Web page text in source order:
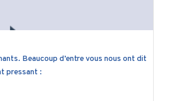
Beaucoup d’entre vous nous ont dit
pressant :